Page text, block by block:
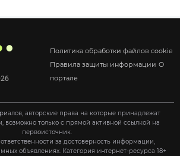
Политика обработки файлов cookie
Правила защиты информации О
портале
авторские права на которые принадлежат
возможно только с прямой активной ссылкой на
первоисточник.
за достоверность информации,
объявлениях. Категория интернет-ресурса 18+